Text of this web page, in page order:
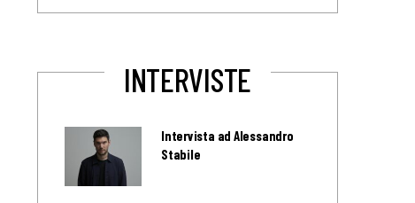
INTERVISTE
Intervista ad Alessandro
Stabile